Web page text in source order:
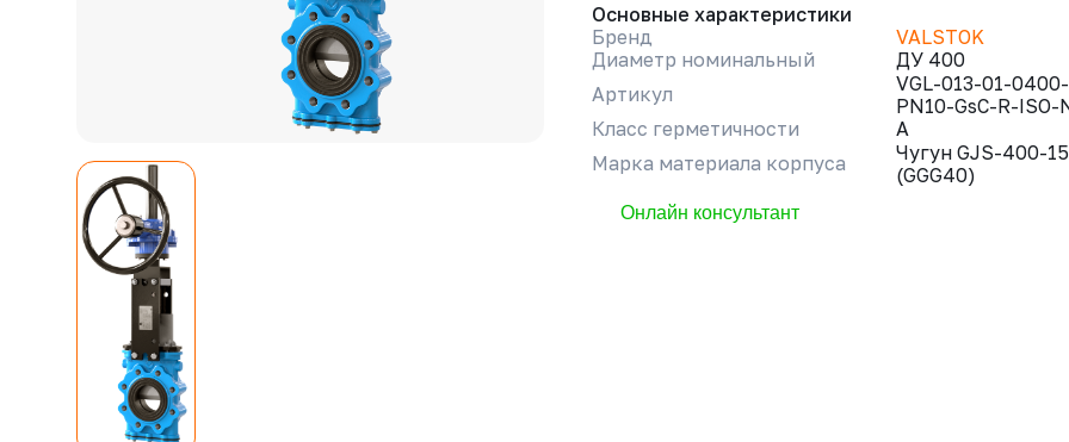
Основные характеристики
Бренд
VALSTOK
Диаметр номинальный
ДУ 400
Артикул
VGL-013-01-0400-
PN10-GsC-R-ISO-
Класс герметичности
A
Марка материала корпуса
Чугун GJS-400-15
(GGG40)
Онлайн консультант